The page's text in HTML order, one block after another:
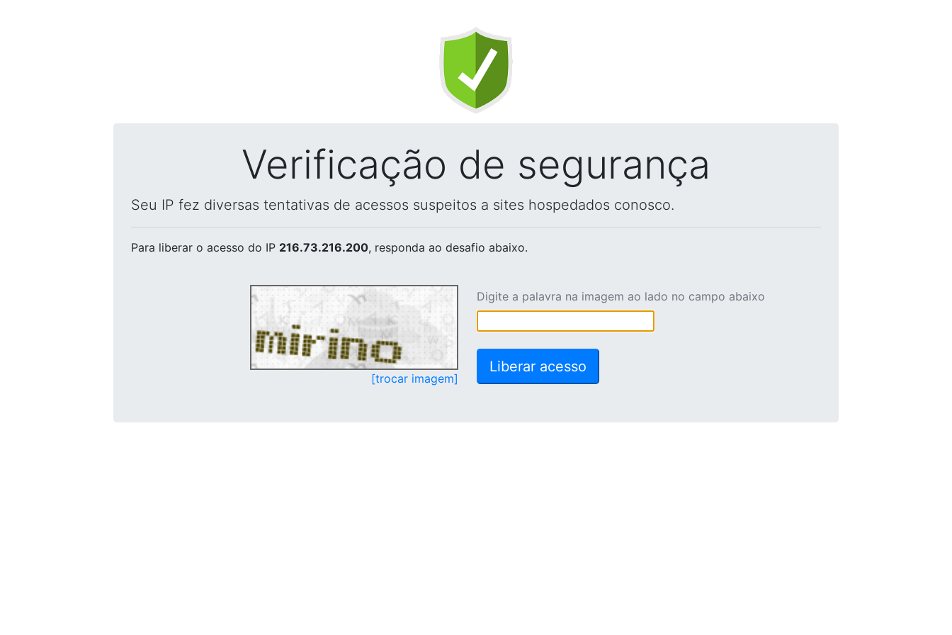
Verificação de segurança
Seu IP fez diversas tentativas de acessos suspeitos a sites hospedados conosco.
Para liberar o acesso do IP 216.73.216.200, responda ao desafio abaixo.
[trocar imagem]
Digite a palavra na imagem ao lado no campo abaixo